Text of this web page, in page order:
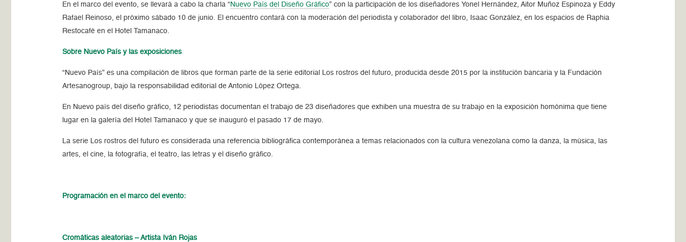
En el marco del evento, se llevará a cabo la charla “Nuevo País del Diseño Gráfico” con la participación de los diseñadores Yonel Hernández, Aitor Muñoz Espinoza y Eddy
Rafael Reinoso, el próximo sábado 10 de junio. El encuentro contará con la moderación del periodista y colaborador del libro, Isaac González, en los espacios de Raphia
Restocafé en el Hotel Tamanaco.
Sobre Nuevo País y las exposiciones
“Nuevo País” es una compilación de libros que forman parte de la serie editorial Los rostros del futuro, producida desde 2015 por la institución bancaria y la Fundación
Artesanogroup, bajo la responsabilidad editorial de Antonio López Ortega.
En Nuevo país del diseño gráfico, 12 periodistas documentan el trabajo de 23 diseñadores que exhiben una muestra de su trabajo en la exposición homónima que tiene
lugar en la galería del Hotel Tamanaco y que se inauguró el pasado 17 de mayo.
La serie Los rostros del futuro es considerada una referencia bibliográfica contemporánea a temas relacionados con la cultura venezolana como la danza, la música, las
artes, el cine, la fotografía, el teatro, las letras y el diseño gráfico.
Programación en el marco del evento:
Cromáticas aleatorias – Artista Iván Rojas